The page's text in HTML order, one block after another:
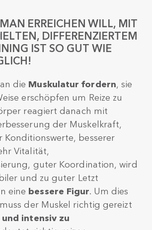
ERREICHEN WILL, MIT
DIFFERENZIERTEM
IST SO GUT WIE
die Muskulatur fordern, sie
erschöpfen um Reize zu
reagiert danach mit
der Muskelkraft,
Konditionswerte, besserer
Vitalität,
guter Koordination, wird
und zu guter Letzt
eine bessere Figur. Um dies
der Muskel richtig gereizt
und intensiv zu